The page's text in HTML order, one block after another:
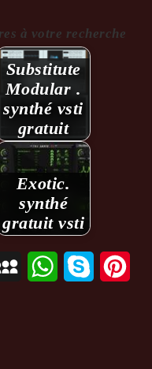
à votre recherche
Substitute
Modular .
synthé vsti
gratuit
Exotic.
synthé
gratuit vsti
MySpaceWhatsAppSkype